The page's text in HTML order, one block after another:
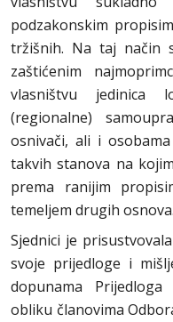
podzakonskim
tržišnih. Na taj način
zaštićenim
vlasništvu jedinica
(regionalne)
osnivači, ali i
takvih stanova na
prema ranijim
temeljem drugih osnova.
Sjednici je
svoje prijedloge i
dopunama
obliku članovima